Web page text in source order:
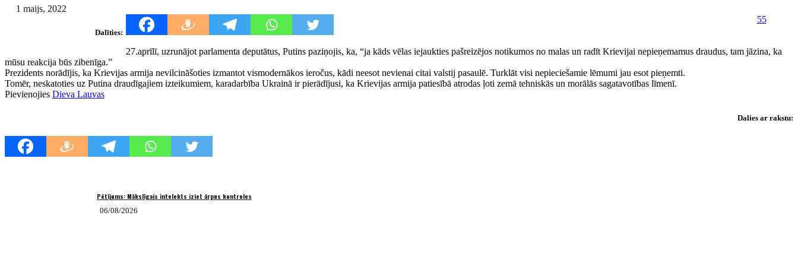
1 maijs, 2022
Dalīties:
55
27.aprīlī, uzrunājot parlamenta deputātus, Putins paziņojis, ka, “ja kāds vēlas iejaukties pašreizējos notikumos no malas un radīt Krievijai nepieņemamus draudus, tam jāzina, ka
mūsu reakcija būs zibenīga.”
Prezidents norādījis, ka Krievijas armija nevilcināšoties izmantot vismodernākos ieročus, kādi neesot nevienai citai valstij pasaulē. Turklāt visi nepieciešamie lēmumi jau esot pieņemti.
Tomēr, neskatoties uz Putina draudīgajiem izteikumiem, karadarbība Ukrainā ir pierādījusi, ka Krievijas armija patiesībā atrodas ļoti zemā tehniskās un morālās sagatavotības līmenī.
Pievienojies Dieva Lauvas
Dalies ar rakstu:
Pētījums: Mākslīgais intelekts iziet ārpus kontroles
06/08/2026